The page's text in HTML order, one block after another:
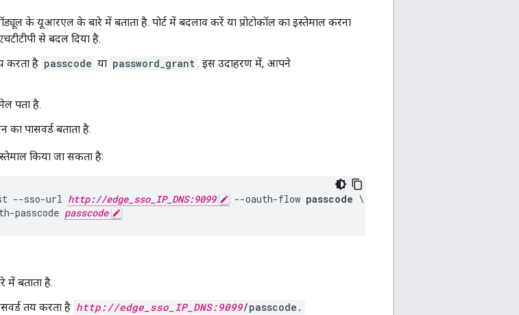
के यूआरएल के बारे में बताता है. पोर्ट में बदलाव करें या प्रोटोकॉल का इस्तेमाल करना
से बदल दिया है.
करता है passcode या password_grant . इस उदाहरण में, आपने
पता है.
पासवर्ड बताता है.
किया जा सकता है:
--sso-url http://edge_sso_IP_DNS:9099 --oauth-flow passcode \
passcode passcode
में बताता है.
तय करता है http://edge_sso_IP_DNS:9099/passcode.